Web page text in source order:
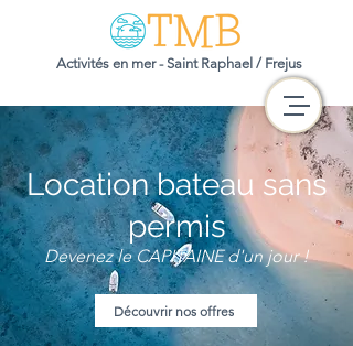
Activités en mer - Saint Raphael / Frejus
Location bateau sans
permis
Devenez le CAPITAINE d'un jour !
Découvrir nos offres